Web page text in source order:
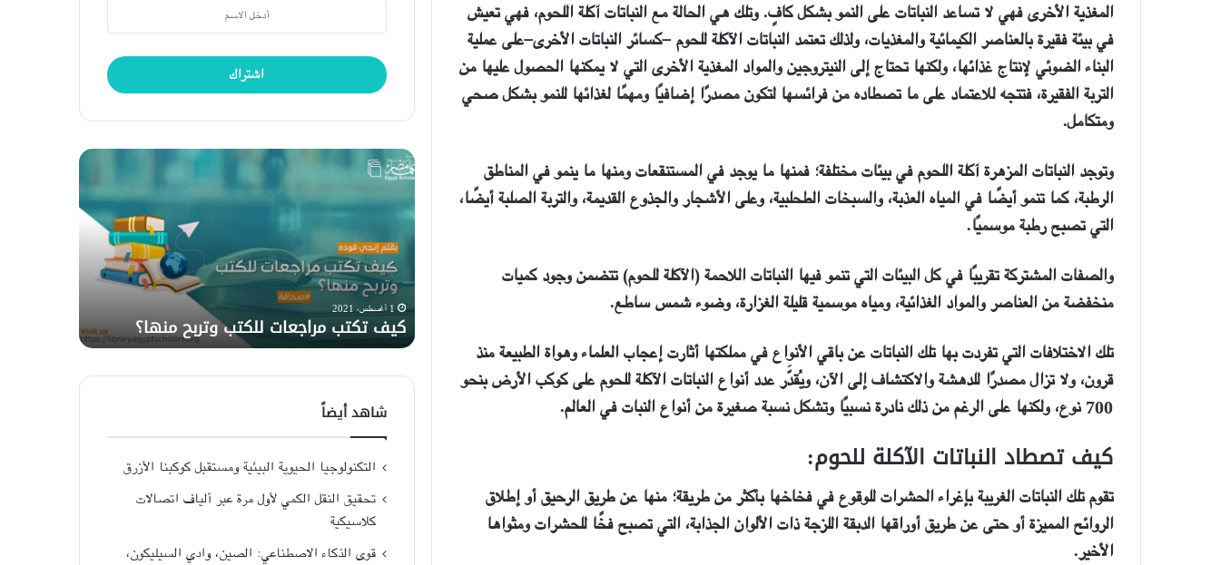
المغذية الأخرى فهي لا تساعد النباتات على النمو بشكل كافٍ. وتلك هي الحالة مع النباتات آكلة اللحوم، فهي تعيش
في بيئة فقيرة بالعناصر الكيمائية والمغذيات، ولذلك تعتمد النباتات الآكلة للحوم -كسائر النباتات الأخرى-على عملية
البناء الضوئي لإنتاج غذائها، ولكنها تحتاج إلى النيتروجين والمواد المغذية الأخرى التي لا يمكنها الحصول عليها من
التربة الفقيرة، فتتجه للاعتماد على ما تصطاده من فرائسها لتكون مصدرًا إضافيًا ومهمًا لغذائها للنمو بشكل صحي
ومتكامل.
وتوجد النباتات المزهرة آكلة اللحوم في بيئات مختلفة؛ فمنها ما يوجد في المستنقعات ومنها ما ينمو في المناطق
الرطبة، كما تنمو أيضًا في المياه العذبة، والسبخات الطحلبية، وعلى الأشجار والجذوع القديمة، والتربة الصلبة أيضًا،
التي تصبح رطبة موسميًا.
والصفات المشتركة تقريبًا في كل البيئات التي تنمو فيها النباتات اللاحمة (الآكلة للحوم) تتضمن وجود كميات
منخفضة من العناصر والمواد الغذائية، ومياه موسمية قليلة الغزارة، وضوء شمس ساطع.
تلك الاختلافات التي تفردت بها تلك النباتات عن باقي الأنواع في مملكتها أثارت إعجاب العلماء وهواة الطبيعة منذ
قرون، ولا تزال مصدرًا للدهشة والاكتشاف إلى الآن، ويُقدَّر عدد أنواع النباتات الآكلة للحوم على كوكب الأرض بنحو
700نوع، ولكنها على الرغم من ذلك نادرة نسبيًا وتشكل نسبة صغيرة من أنواع النبات في العالم.
كيف تصطاد النباتات الآكلة للحوم:
تقوم تلك النباتات الغريبة بإغراء الحشرات للوقوع في فخاخها بأكثر من طريقة؛ منها عن طريق الرحيق أو إطلاق
الروائح المميزة أو حتى عن طريق أوراقها الدبقة اللزجة ذات الألوان الجذابة، التي تصبح فخًا للحشرات ومثواها
الأخير.
الإبداع؟
6 ديسمبر، 2020
نصائح
للحصول
14 ديسمبر، 2020
كيف
تكتب
مراجعات
للكتب
وتربح
منها؟
1 أغسطس، 2021
كيف تكتب مراجعات للكتب وتربح منها؟
نظرية
النصف
الأيمن
خرافة؟
شاهد أيضاً
التكنولوجيا الحيوية البيئية ومستقبل كوكبنا الأزرق
تحقيق النقل الكمي لأول مرة عبر ألياف اتصالات
كلاسيكية
قوى الذكاء الاصطناعي: الصين، وادي السيليكون،